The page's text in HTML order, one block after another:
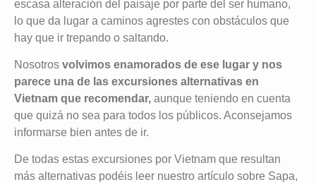
escasa alteración del paisaje por parte del ser humano,
lo que da lugar a caminos agrestes con obstáculos que
hay que ir trepando o saltando.
Nosotros volvimos enamorados de ese lugar y nos
parece una de las excursiones alternativas en
Vietnam que recomendar, aunque teniendo en cuenta
que quizá no sea para todos los públicos. Aconsejamos
informarse bien antes de ir.
De todas estas excursiones por Vietnam que resultan
más alternativas podéis leer nuestro artículo sobre Sapa,